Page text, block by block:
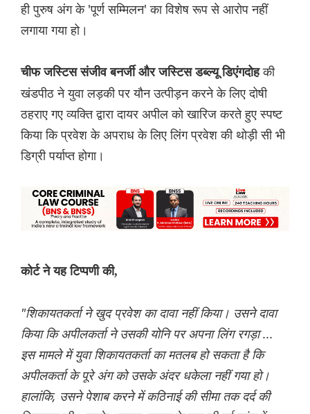
ही पुरुष अंग के 'पूर्ण सम्मिलन' का विशेष रूप से आरोप नहीं
लगाया गया हो।
चीफ जस्टिस संजीव बनर्जी और जस्टिस डब्ल्यू डिएंगदोहकी
खंडपीठ ने युवा लड़की पर यौन उत्पीड़न करने के लिए दोषी
ठहराए गए व्यक्ति द्वारा दायर अपील को खारिज करते हुए स्पष्ट
किया कि प्रवेश के अपराध के लिए लिंग प्रवेश की थोड़ी सी भी
डिग्री पर्याप्त होगा।
कोर्ट ने यह टिप्पणी की,
"शिकायतकर्ता ने खुद प्रवेश का दावा नहीं किया। उसने दावा
किया कि अपीलकर्ता ने उसकी योनि पर अपना लिंग रगड़ा ...
इस मामले में युवा शिकायतकर्ता का मतलब हो सकता है कि
अपीलकर्ता के पूरे अंग को उसके अंदर धकेला नहीं गया हो।
हालांकि, उसने पेशाब करने में कठिनाई की सीमा तक दर्द की